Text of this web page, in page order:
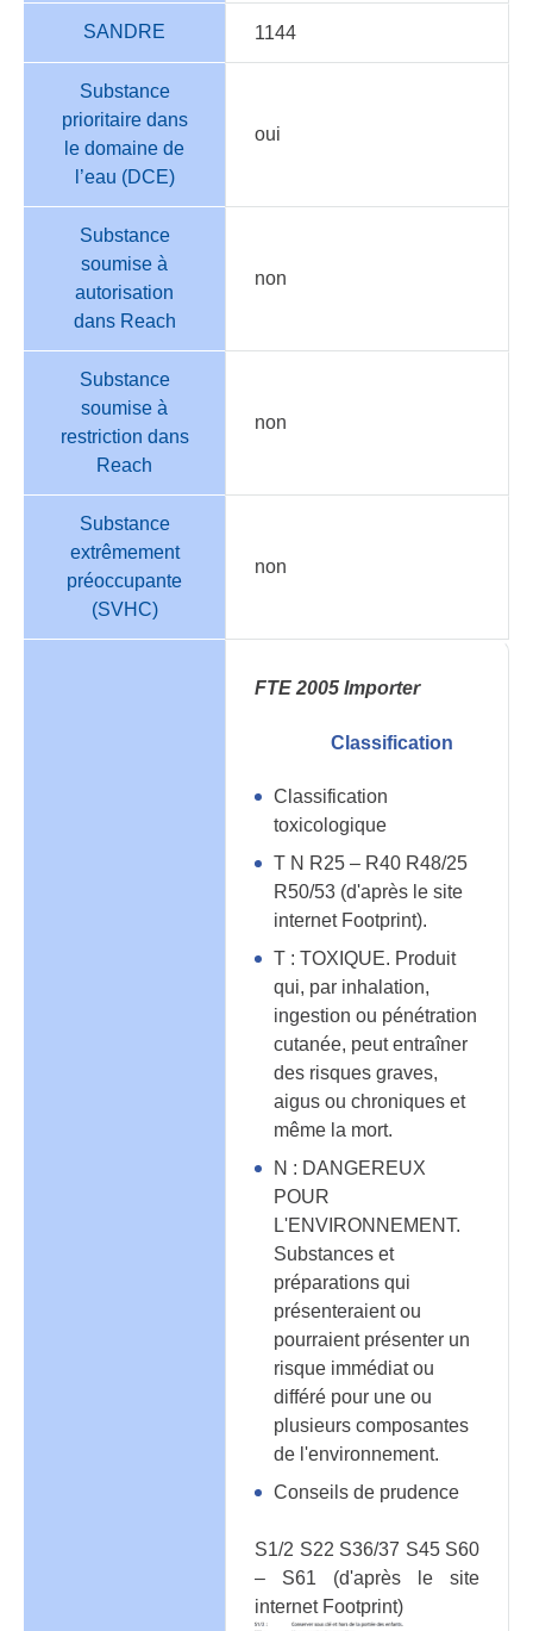
SANDRE 1144
Substance
prioritaire dans
le domaine de
l’eau (DCE)
oui
Substance
soumise à
autorisation
dans Reach
non
Substance
soumise à
restriction dans
Reach
non
Substance
extrêmement
préoccupante
(SVHC)
non
FTE 2005 Importer
Classification
Classification
toxicologique
T N R25 – R40 R48/25
R50/53 (d'après le site
internet Footprint).
T : TOXIQUE. Produit
qui, par inhalation,
ingestion ou pénétration
cutanée, peut entraîner
des risques graves,
aigus ou chroniques et
même la mort.
N : DANGEREUX
POUR
L'ENVIRONNEMENT.
Substances et
préparations qui
présenteraient ou
pourraient présenter un
risque immédiat ou
différé pour une ou
plusieurs composantes
de l'environnement.
Conseils de prudence
S1/2 S22 S36/37 S45 S60
– S61 (d'après le site
internet Footprint)